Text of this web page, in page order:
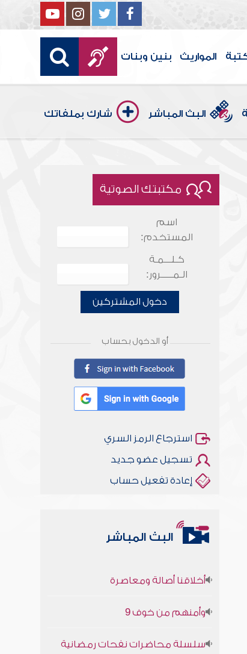
المواريث بنين وبنات
البث المباشر شارك بملفاتك
مكتبتك الصوتية
اسم
المستخدم:
كـلـــمـة
الـمـــــرور:
دخول المشتركين
أو الدخول بحساب
استرجاع الرمز السري
تسجيل عضو جديد
إعادة تفعيل حساب
البث المباشر
1444هـ